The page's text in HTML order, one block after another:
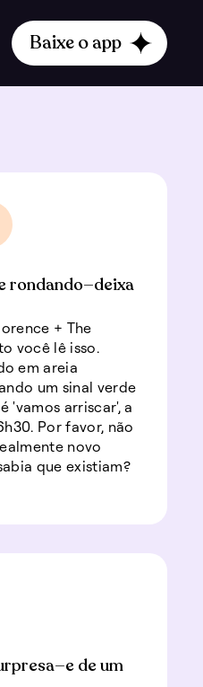
Baixe o app
rondando—deixa
+ The
você lê isso.
em areia
um sinal verde
'vamos arriscar', a
Por favor, não
novo
que existiam?
de um